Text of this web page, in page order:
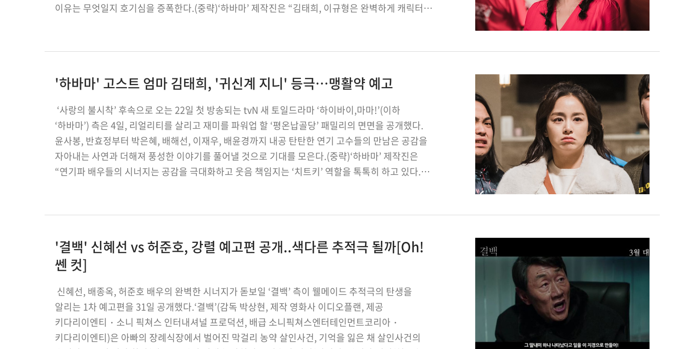
이유는 무엇일지 호기심을 증폭한다.(중략)‘하바마’ 제작진은 “김태희, 이규형은 완벽하게 캐릭터에
'하바마' 고스트 엄마 김태희, '귀신계 지니' 등극…맹활약 예고
‘사랑의 불시착’ 후속으로 오는 22일 첫 방송되는 tvN 새 토일드라마 ‘하이바이,마마!’(이하
‘하바마’) 측은 4일, 리얼리티를 살리고 재미를 파워업 할 ‘평온납골당’ 패밀리의 면면을 공개했다.
윤사봉, 반효정부터 박은혜, 배해선, 이재우, 배윤경까지 내공 탄탄한 연기 고수들의 만남은 공감을
자아내는 사연과 더해져 풍성한 이야기를 풀어낼 것으로 기대를 모은다.(중략)‘하바마’ 제작진은
“연기파 배우들의 시너지는 공감을 극대화하고 웃음 책임지는 ‘치트키’ 역할을 톡톡히 하고 있다.
'결백' 신혜선 vs 허준호, 강렬 예고편 공개..색다른 추적극 될까[Oh!
쎈 컷]
신혜선, 배종옥, 허준호 배우의 완벽한 시너지가 돋보일 ‘결백’ 측이 웰메이드 추적극의 탄생을
알리는 1차 예고편을 31일 공개했다.‘결백’(감독 박상현, 제작 영화사 이디오플랜, 제공
키다리이엔티・소니 픽쳐스 인터내셔널 프로덕션, 배급 소니픽쳐스엔터테인먼트코리아・
키다리이엔티)은 아빠의 장례식장에서 벌어진 막걸리 농약 살인사건, 기억을 잃은 채 살인사건의